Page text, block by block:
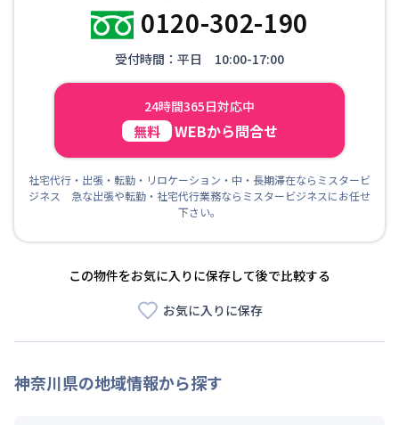
0120-302-190
受付時間：平日 10:00-17:00
24時間365日対応中
無料 WEBから問合せ
社宅代行・出張・転勤・リロケーション・中・長期滞在ならミスタービ
ジネス 急な出張や転勤・社宅代行業務ならミスタービジネスにお任せ
下さい。
この物件をお気に入りに保存して後で比較する
お気に入りに保存
神奈川県の地域情報から探す